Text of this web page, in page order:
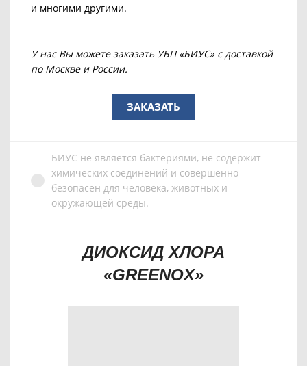
и многими другими.
У нас Вы можете заказать УБП «БИУС» с доставкой
по Москве и России.
ЗАКАЗАТЬ
БИУС не является бактериями, не содержит
химических соединений и совершенно
безопасен для человека, животных и
окружающей среды.
ДИОКСИД ХЛОРА
«GREENOX»